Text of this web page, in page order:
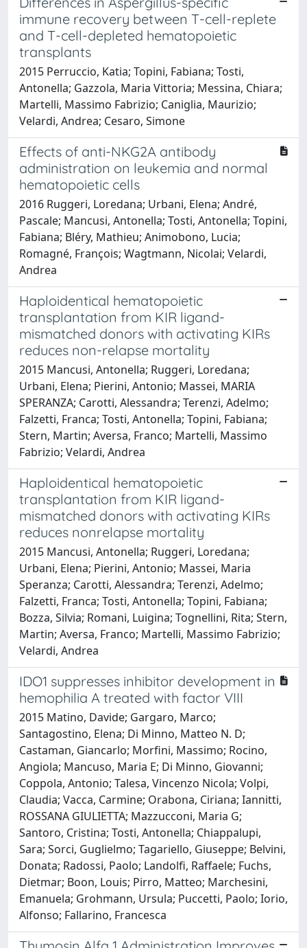
immune recovery between T-cell-replete
and T-cell-depleted hematopoietic
transplants
2015 Perruccio, Katia; Topini, Fabiana; Tosti,
Antonella; Gazzola, Maria Vittoria; Messina, Chiara;
Martelli, Massimo Fabrizio; Caniglia, Maurizio;
Velardi, Andrea; Cesaro, Simone
Effects of anti-NKG2A antibody
administration on leukemia and normal
hematopoietic cells
2016 Ruggeri, Loredana; Urbani, Elena; André,
Pascale; Mancusi, Antonella; Tosti, Antonella; Topini,
Fabiana; Bléry, Mathieu; Animobono, Lucia;
Romagné, François; Wagtmann, Nicolai; Velardi,
Andrea
Haploidentical hematopoietic
transplantation from KIR ligand-
mismatched donors with activating KIRs
reduces non-relapse mortality
2015 Mancusi, Antonella; Ruggeri, Loredana;
Urbani, Elena; Pierini, Antonio; Massei, MARIA
SPERANZA; Carotti, Alessandra; Terenzi, Adelmo;
Falzetti, Franca; Tosti, Antonella; Topini, Fabiana;
Stern, Martin; Aversa, Franco; Martelli, Massimo
Fabrizio; Velardi, Andrea
Haploidentical hematopoietic
transplantation from KIR ligand-
mismatched donors with activating KIRs
reduces nonrelapse mortality
2015 Mancusi, Antonella; Ruggeri, Loredana;
Urbani, Elena; Pierini, Antonio; Massei, Maria
Speranza; Carotti, Alessandra; Terenzi, Adelmo;
Falzetti, Franca; Tosti, Antonella; Topini, Fabiana;
Bozza, Silvia; Romani, Luigina; Tognellini, Rita; Stern,
Martin; Aversa, Franco; Martelli, Massimo Fabrizio;
Velardi, Andrea
IDO1 suppresses inhibitor development in
hemophilia A treated with factor VIII
2015 Matino, Davide; Gargaro, Marco;
Santagostino, Elena; Di Minno, Matteo N. D;
Castaman, Giancarlo; Morfini, Massimo; Rocino,
Angiola; Mancuso, Maria E; Di Minno, Giovanni;
Coppola, Antonio; Talesa, Vincenzo Nicola; Volpi,
Claudia; Vacca, Carmine; Orabona, Ciriana; Iannitti,
ROSSANA GIULIETTA; Mazzucconi, Maria G;
Santoro, Cristina; Tosti, Antonella; Chiappalupi,
Sara; Sorci, Guglielmo; Tagariello, Giuseppe; Belvini,
Donata; Radossi, Paolo; Landolfi, Raffaele; Fuchs,
Dietmar; Boon, Louis; Pirro, Matteo; Marchesini,
Emanuela; Grohmann, Ursula; Puccetti, Paolo; Iorio,
Alfonso; Fallarino, Francesca